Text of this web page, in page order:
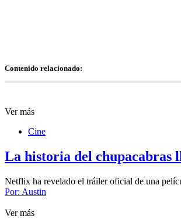
Contenido relacionado:
Ver más
Cine
La historia del chupacabras
Netflix ha revelado el tráiler oficial de una
Por: Austin
Ver más